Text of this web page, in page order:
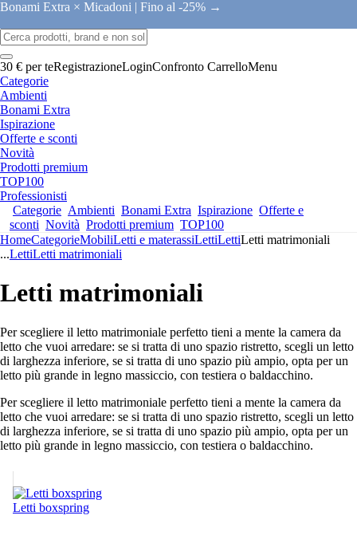
Bonami Extra × Micadoni | Fino al -25% →
30 € per teRegistrazioneLoginConfronto CarrelloMenu
Categorie
Ambienti
Bonami Extra
Ispirazione
Offerte e sconti
Novità
Prodotti premium
TOP100
Professionisti
Categorie Ambienti Bonami Extra Ispirazione Offerte e
sconti Novità Prodotti premium TOP100
HomeCategorieMobiliLetti e materassiLettiLettiLetti matrimoniali
...LettiLetti matrimoniali
Letti matrimoniali
Per scegliere il letto matrimoniale perfetto tieni a mente la camera da
letto che vuoi arredare: se si tratta di uno spazio ristretto, scegli un letto
di larghezza inferiore, se si tratta di uno spazio più ampio, opta per un
letto più grande in legno massiccio, con testiera o baldacchino.
Per scegliere il letto matrimoniale perfetto tieni a mente la camera da
letto che vuoi arredare: se si tratta di uno spazio ristretto, scegli un letto
di larghezza inferiore, se si tratta di uno spazio più ampio, opta per un
letto più grande in legno massiccio, con testiera o baldacchino.
Letti boxspring